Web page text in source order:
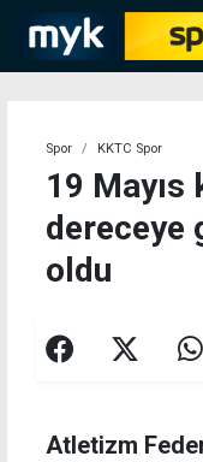
Spor KKTC Spor
19 Mayıs
dereceye
oldu
Atletizm